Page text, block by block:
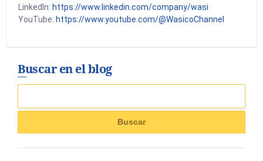
LinkedIn: https://www.linkedin.com/company/wasi
YouTube: https://www.youtube.com/@WasicoChannel
Buscar en el blog